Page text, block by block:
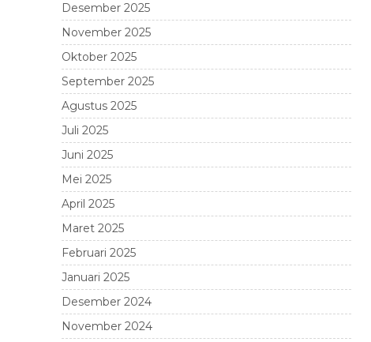
Desember 2025
November 2025
Oktober 2025
September 2025
Agustus 2025
Juli 2025
Juni 2025
Mei 2025
April 2025
Maret 2025
Februari 2025
Januari 2025
Desember 2024
November 2024